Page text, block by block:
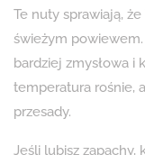
Te nuty sprawiają,
świeżym
bardziej zmysłowa i
temperatura rośnie,
przesady.
Jeśli lubisz zapachy,